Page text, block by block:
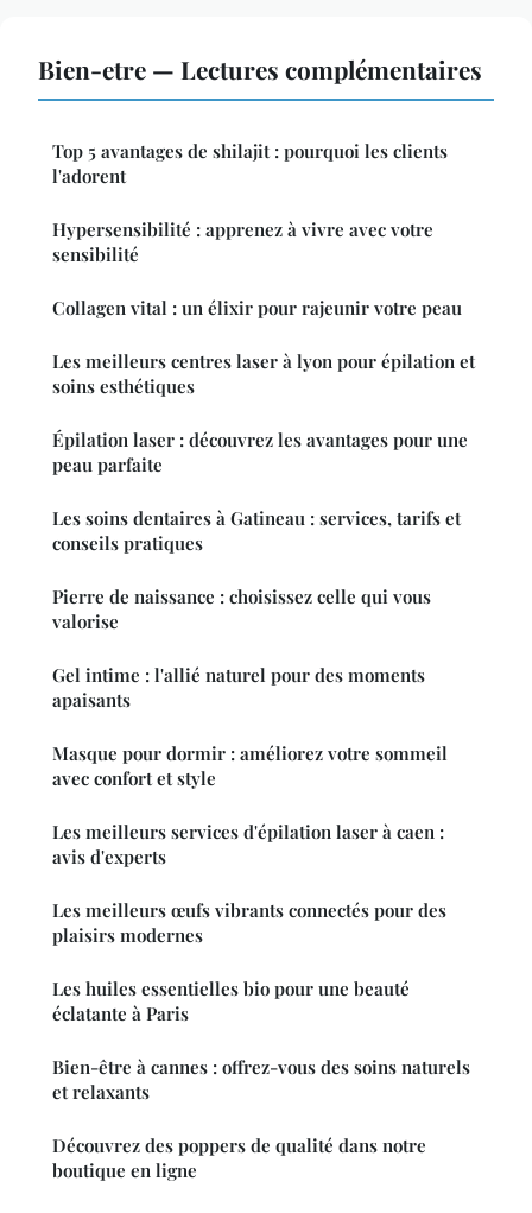
Bien-etre — Lectures complémentaires
Top 5 avantages de shilajit : pourquoi les clients
l'adorent
Hypersensibilité : apprenez à vivre avec votre
sensibilité
Collagen vital : un élixir pour rajeunir votre peau
Les meilleurs centres laser à lyon pour épilation et
soins esthétiques
Épilation laser : découvrez les avantages pour une
peau parfaite
Les soins dentaires à Gatineau : services, tarifs et
conseils pratiques
Pierre de naissance : choisissez celle qui vous
valorise
Gel intime : l'allié naturel pour des moments
apaisants
Masque pour dormir : améliorez votre sommeil
avec confort et style
Les meilleurs services d'épilation laser à caen :
avis d'experts
Les meilleurs œufs vibrants connectés pour des
plaisirs modernes
Les huiles essentielles bio pour une beauté
éclatante à Paris
Bien-être à cannes : offrez-vous des soins naturels
et relaxants
Découvrez des poppers de qualité dans notre
boutique en ligne